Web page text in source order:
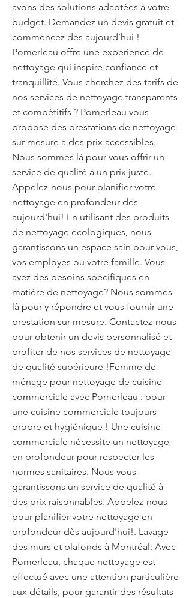
avons des solutions adaptées à votre
budget. Demandez un devis gratuit et
commencez dès aujourd’hui !
Pomerleau offre une expérience de
nettoyage qui inspire confiance et
tranquillité. Vous cherchez des tarifs de
nos services de nettoyage transparents
et compétitifs ? Pomerleau vous
propose des prestations de nettoyage
sur mesure à des prix accessibles.
Nous sommes là pour vous offrir un
service de qualité à un prix juste.
Appelez-nous pour planifier votre
nettoyage en profondeur dès
aujourd'hui! En utilisant des produits
de nettoyage écologiques, nous
garantissons un espace sain pour vous,
vos employés ou votre famille. Vous
avez des besoins spécifiques en
matière de nettoyage? Nous sommes
là pour y répondre et vous fournir une
prestation sur mesure. Contactez-nous
pour obtenir un devis personnalisé et
profiter de nos services de nettoyage
de qualité supérieure !Femme de
ménage pour nettoyage de cuisine
commerciale avec Pomerleau : pour
une cuisine commerciale toujours
propre et hygiénique ! Une cuisine
commerciale nécessite un nettoyage
en profondeur pour respecter les
normes sanitaires. Nous vous
garantissons un service de qualité à
des prix raisonnables. Appelez-nous
pour planifier votre nettoyage en
profondeur dès aujourd'hui!. Lavage
des murs et plafonds à Montréal: Avec
Pomerleau, chaque nettoyage est
effectué avec une attention particulière
aux détails, pour garantir des résultats